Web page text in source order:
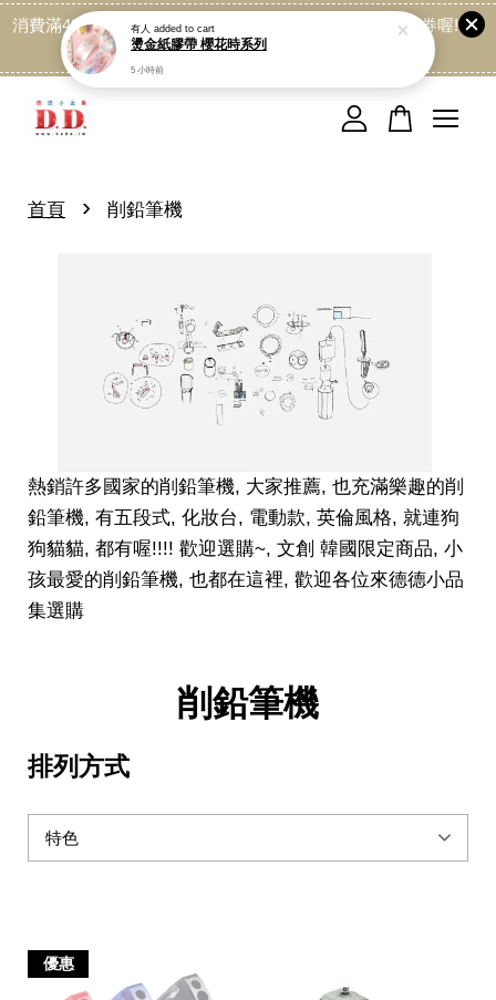
消費滿499免運喔, 記得加LINE:@dede168 領取專屬折扣券喔!
點我
首頁 › 削鉛筆機
熱銷許多國家的削鉛筆機, 大家推薦, 也充滿樂趣的削
鉛筆機, 有五段式, 化妝台, 電動款, 英倫風格, 就連狗
狗貓貓, 都有喔!!!! 歡迎選購~, 文創 韓國限定商品, 小
孩最愛的削鉛筆機, 也都在這裡, 歡迎各位來德德小品
集選購
削鉛筆機
排列方式
優惠
您的購物車目前還是空的。
有人 added to cart
燙金紙膠帶 櫻花時系列
5 小時前